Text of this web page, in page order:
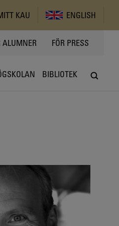
KAU ENGLISH
ALUMNER FÖR PRESS
BIBLIOTEK